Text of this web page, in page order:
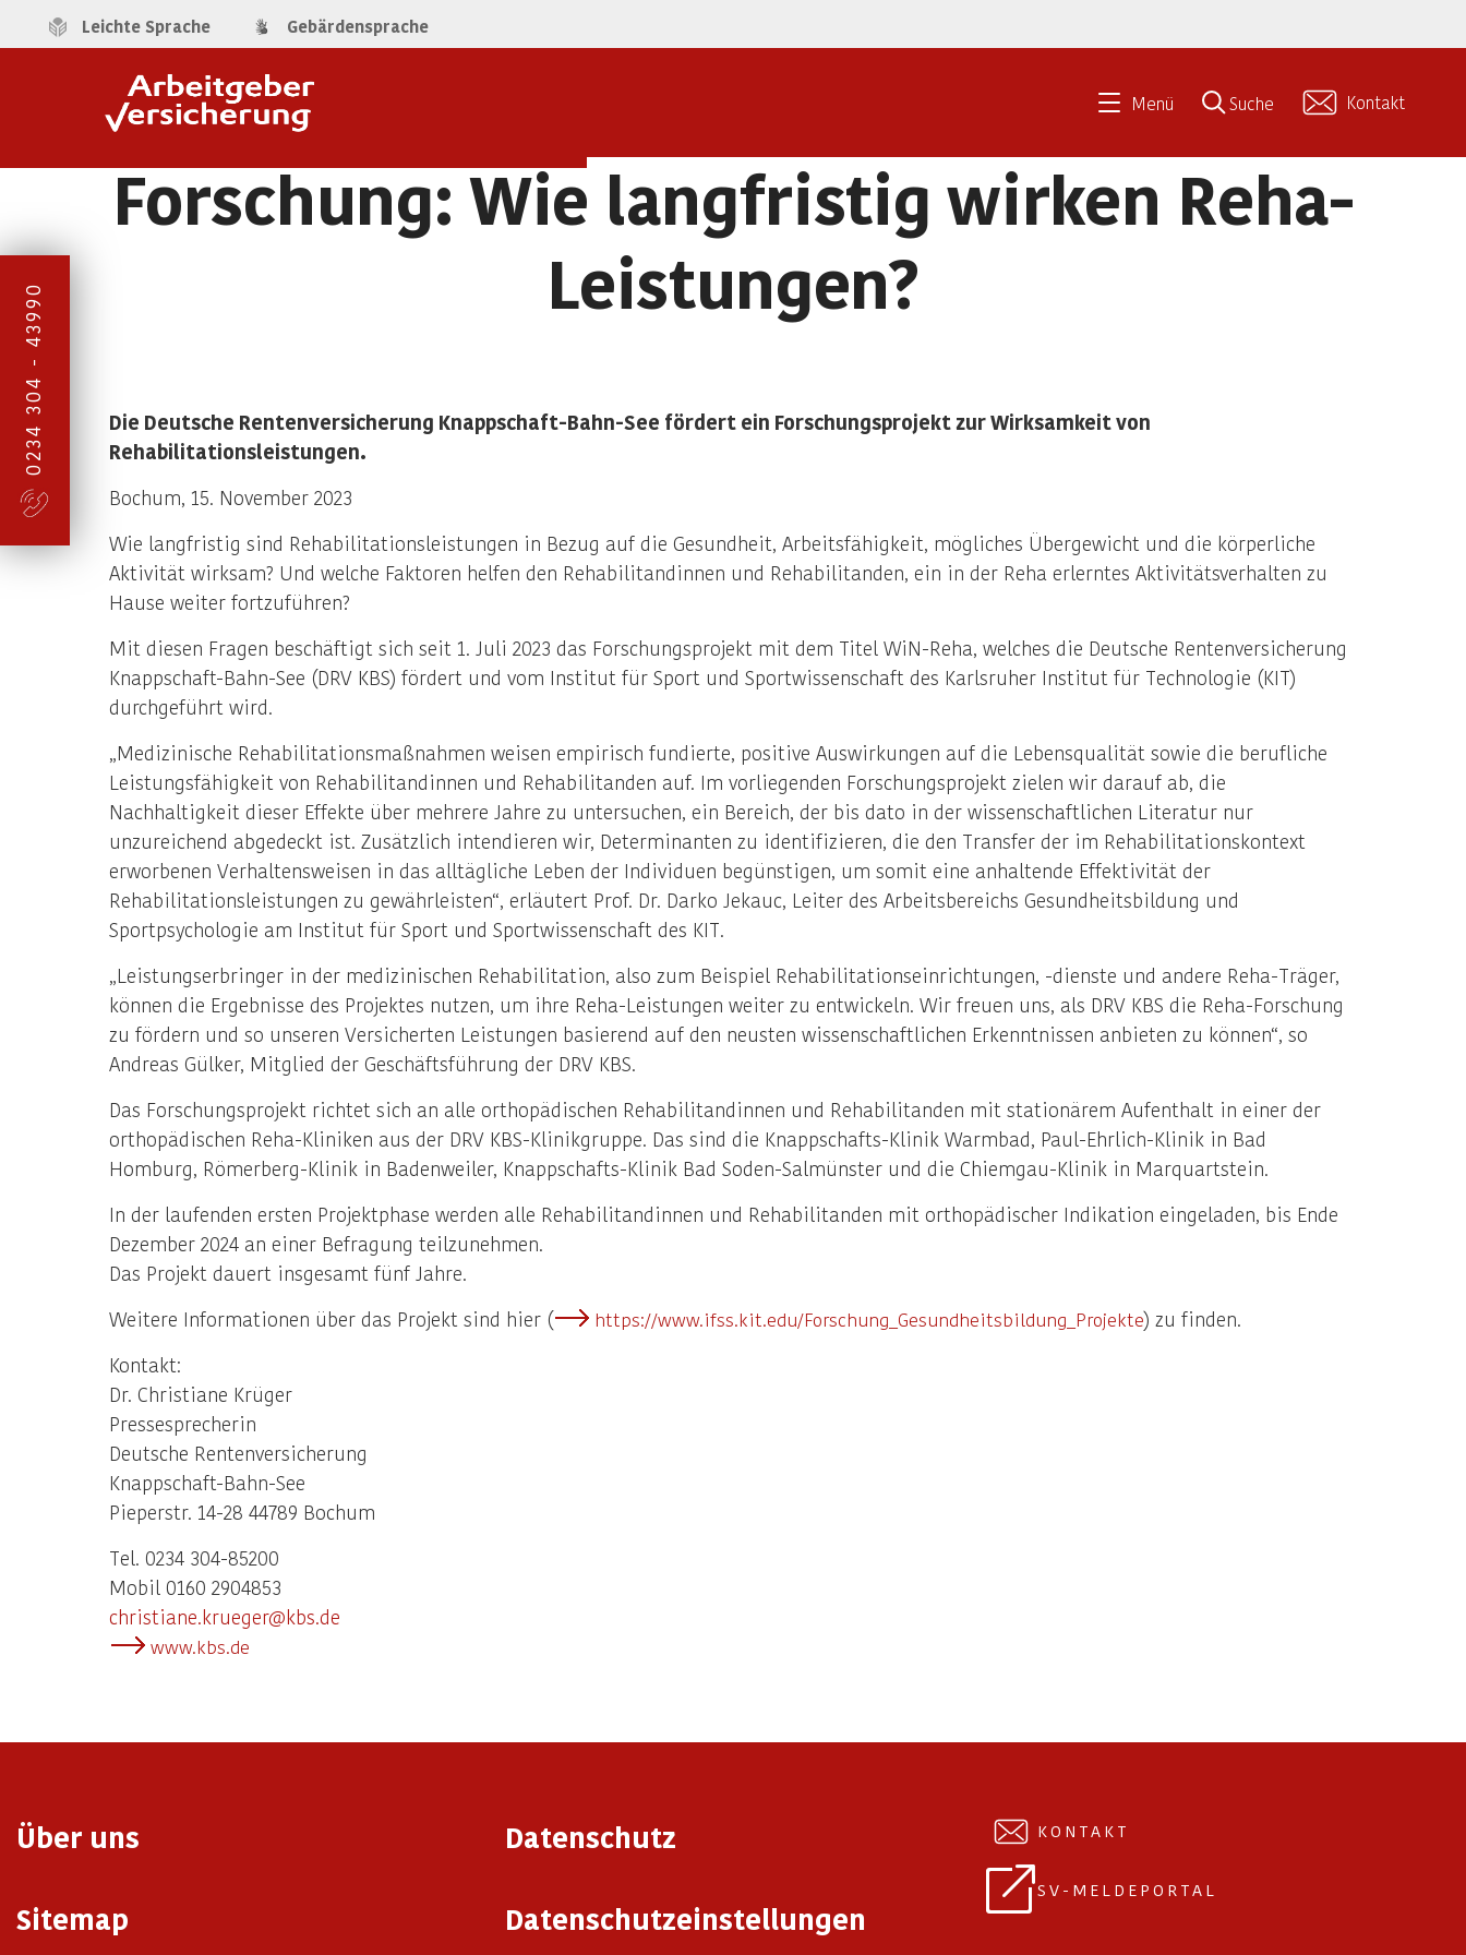
Leichte Sprache Gebärdensprache
Menü Suche Kontakt
0234 304 - 43990
Forschung: Wie langfristig wirken Reha-
Leistungen?
Die Deutsche Rentenversicherung Knappschaft-Bahn-See fördert ein Forschungsprojekt zur Wirksamkeit von
Rehabilitationsleistungen.
Bochum, 15. November 2023
Wie langfristig sind Rehabilitationsleistungen in Bezug auf die Gesundheit, Arbeitsfähigkeit, mögliches Übergewicht und die körperliche
Aktivität wirksam? Und welche Faktoren helfen den Rehabilitandinnen und Rehabilitanden, ein in der Reha erlerntes Aktivitätsverhalten zu
Hause weiter fortzuführen?
Mit diesen Fragen beschäftigt sich seit 1. Juli 2023 das Forschungsprojekt mit dem Titel WiN-Reha, welches die Deutsche Rentenversicherung
Knappschaft-Bahn-See (DRV KBS) fördert und vom Institut für Sport und Sportwissenschaft des Karlsruher Institut für Technologie (KIT)
durchgeführt wird.
„Medizinische Rehabilitationsmaßnahmen weisen empirisch fundierte, positive Auswirkungen auf die Lebensqualität sowie die berufliche
Leistungsfähigkeit von Rehabilitandinnen und Rehabilitanden auf. Im vorliegenden Forschungsprojekt zielen wir darauf ab, die
Nachhaltigkeit dieser Effekte über mehrere Jahre zu untersuchen, ein Bereich, der bis dato in der wissenschaftlichen Literatur nur
unzureichend abgedeckt ist. Zusätzlich intendieren wir, Determinanten zu identifizieren, die den Transfer der im Rehabilitationskontext
erworbenen Verhaltensweisen in das alltägliche Leben der Individuen begünstigen, um somit eine anhaltende Effektivität der
Rehabilitationsleistungen zu gewährleisten“, erläutert Prof. Dr. Darko Jekauc, Leiter des Arbeitsbereichs Gesundheitsbildung und
Sportpsychologie am Institut für Sport und Sportwissenschaft des KIT.
„Leistungserbringer in der medizinischen Rehabilitation, also zum Beispiel Rehabilitationseinrichtungen, -dienste und andere Reha-Träger,
können die Ergebnisse des Projektes nutzen, um ihre Reha-Leistungen weiter zu entwickeln. Wir freuen uns, als DRV KBS die Reha-Forschung
zu fördern und so unseren Versicherten Leistungen basierend auf den neusten wissenschaftlichen Erkenntnissen anbieten zu können“, so
Andreas Gülker, Mitglied der Geschäftsführung der DRV KBS.
Das Forschungsprojekt richtet sich an alle orthopädischen Rehabilitandinnen und Rehabilitanden mit stationärem Aufenthalt in einer der
orthopädischen Reha-Kliniken aus der DRV KBS-Klinikgruppe. Das sind die Knappschafts-Klinik Warmbad, Paul-Ehrlich-Klinik in Bad
Homburg, Römerberg-Klinik in Badenweiler, Knappschafts-Klinik Bad Soden-Salmünster und die Chiemgau-Klinik in Marquartstein.
In der laufenden ersten Projektphase werden alle Rehabilitandinnen und Rehabilitanden mit orthopädischer Indikation eingeladen, bis Ende
Dezember 2024 an einer Befragung teilzunehmen.
Das Projekt dauert insgesamt fünf Jahre.
Weitere Informationen über das Projekt sind hier (
https://www.ifss.kit.edu/Forschung_Gesundheitsbildung_Projekte) zu finden.
Kontakt:
Dr. Christiane Krüger
Pressesprecherin
Deutsche Rentenversicherung
Knappschaft-Bahn-See
Pieperstr. 14-28 44789 Bochum
Tel. 0234 304-85200
Mobil 0160 2904853
christiane.krueger@kbs.de
www.kbs.de
Über uns
Sitemap
Datenschutz
Datenschutzeinstellungen
KONTAKT
SV-MELDEPORTAL